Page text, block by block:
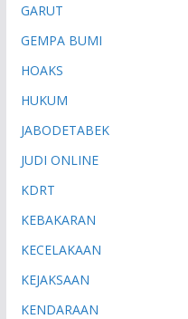
GARUT
GEMPA BUMI
HOAKS
HUKUM
JABODETABEK
JUDI ONLINE
KDRT
KEBAKARAN
KECELAKAAN
KEJAKSAAN
KENDARAAN